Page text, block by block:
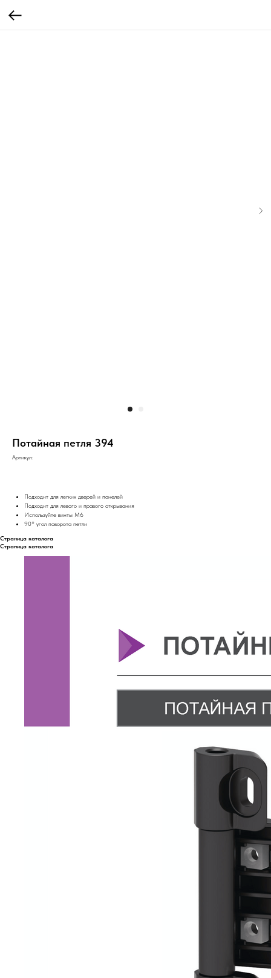
Потайная петля 394
Артикул:
Подходит для легких дверей и панелей
Подходит для левого и правого открывания
Используйте винты М6
90° угол поворота петли
Страница каталога
Страница каталога